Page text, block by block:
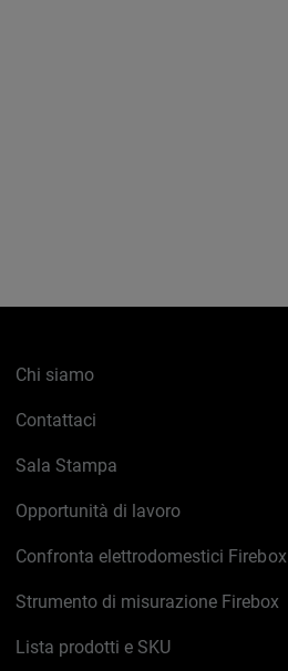
Chi siamo
Contattaci
Sala Stampa
Opportunità di lavoro
Confronta elettrodomestici Firebox
Strumento di misurazione Firebox
Lista prodotti e SKU